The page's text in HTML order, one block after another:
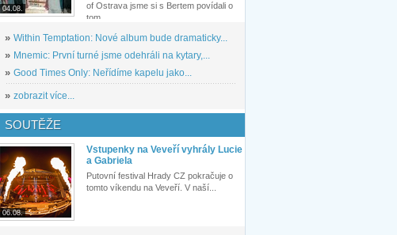
04.08.
of Ostrava jsme si s Bertem povídali o
tom,...
» Within Temptation: Nové album bude dramaticky...
» Mnemic: První turné jsme odehráli na kytary,...
» Good Times Only: Neřídíme kapelu jako...
» zobrazit více...
SOUTĚŽE
06.08.
Vstupenky na Veveří vyhrály Lucie
a Gabriela
Putovní festival Hrady CZ pokračuje o
tomto víkendu na Veveří. V naší...